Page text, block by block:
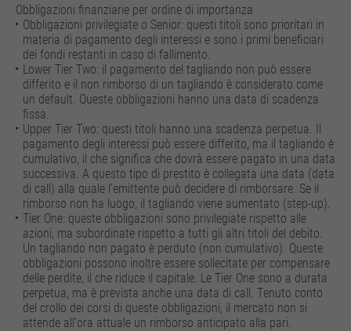
Obbligazioni finanziarie per ordine di importanza
Obbligazioni privilegiate o Senior: questi titoli sono prioritari in
materia di pagamento degli interessi e sono i primi beneficiari
dei fondi restanti in caso di fallimento.
Lower Tier Two: il pagamento del tagliando non può essere
differito e il non rimborso di un tagliando è considerato come
un default. Queste obbligazioni hanno una data di scadenza
fissa.
Upper Tier Two: questi titoli hanno una scadenza perpetua. Il
pagamento degli interessi può essere differito, ma il tagliando è
cumulativo, il che significa che dovrà essere pagato in una data
successiva. A questo tipo di prestito è collegata una data (data
di call) alla quale l’emittente può decidere di rimborsare. Se il
rimborso non ha luogo, il tagliando viene aumentato (step-up).
Tier One: queste obbligazioni sono privilegiate rispetto alle
azioni, ma subordinate rispetto a tutti gli altri titoli del debito.
Un tagliando non pagato è perduto (non cumulativo). Queste
obbligazioni possono inoltre essere sollecitate per compensare
delle perdite, il che riduce il capitale. Le Tier One sono a durata
perpetua, ma è prevista anche una data di call. Tenuto conto
del crollo dei corsi di queste obbligazioni, il mercato non si
attende all'ora attuale un rimborso anticipato alla pari.